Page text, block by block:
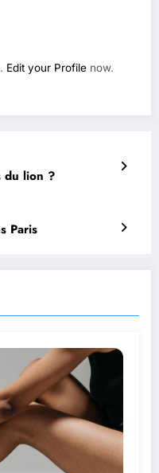
Edit your Profile now.
du lion ?
Paris